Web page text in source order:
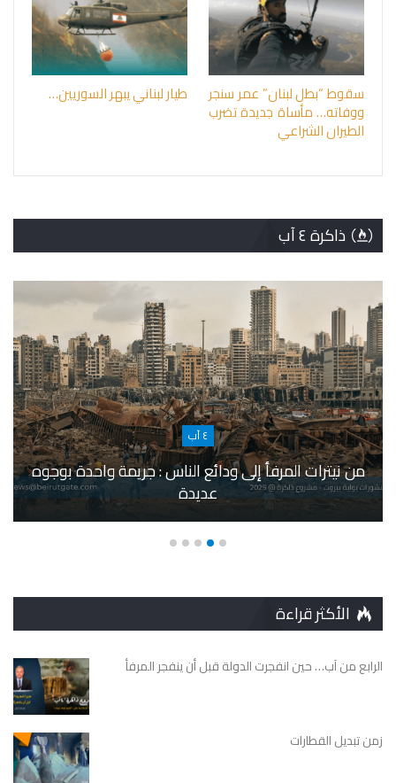
سقوط “بطل لبنان” عمر سنجر
ووفاته… مأساة جديدة تضرب
الطيران الشراعي
طيار لبناني يبهر السوريين…
ذاكرة ٤ آب
٤ آب
من نيترات المرفأ إلى ودائع الناس : جريمة واحدة بوجوه
عديدة
الأكثر قراءة
الرابع من آب… حين انفجرت الدولة قبل أن ينفجر المرفأ
زمن تبديل القطارات